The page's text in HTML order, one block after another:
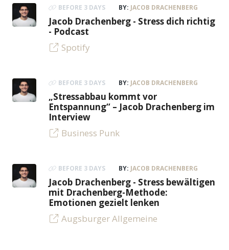
BEFORE 3 DAYS BY: JACOB DRACHENBERG
Jacob Drachenberg - Stress dich richtig
- Podcast
Spotify
BEFORE 3 DAYS BY: JACOB DRACHENBERG
„Stressabbau kommt vor
Entspannung“ – Jacob Drachenberg im
Interview
Business Punk
BEFORE 3 DAYS BY: JACOB DRACHENBERG
Jacob Drachenberg - Stress bewältigen
mit Drachenberg-Methode:
Emotionen gezielt lenken
Augsburger Allgemeine